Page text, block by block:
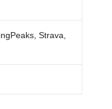
Strava,